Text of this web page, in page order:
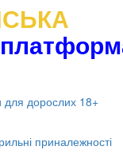
для дорослих 18+
приналежності